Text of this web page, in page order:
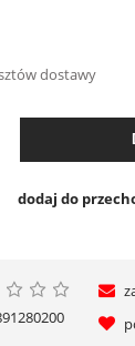
dostawy
dodaj do